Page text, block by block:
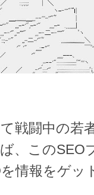
戦闘中の若
、このSEO
情報をゲッ